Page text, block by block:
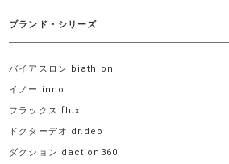
ブランド・シリーズ
バイアスロン biathlon
イノー inno
フラックス flux
ドクターデオ dr.deo
ダクション daction360